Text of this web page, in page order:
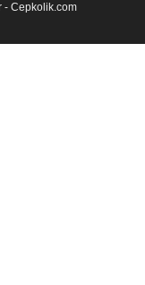
- Cepkolik.com